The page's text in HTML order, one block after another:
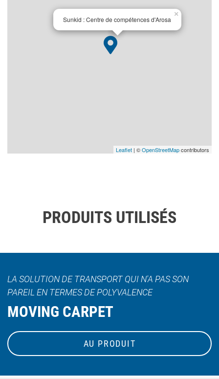
Sunkid : Centre de compétences d'Arosa
×
Leaflet | ©OpenStreetMapcontributors
PRODUITS UTILISÉS
LA SOLUTION DE TRANSPORT QUI N'A PAS SON
PAREIL EN TERMES DE POLYVALENCE
MOVING CARPET
AU PRODUIT